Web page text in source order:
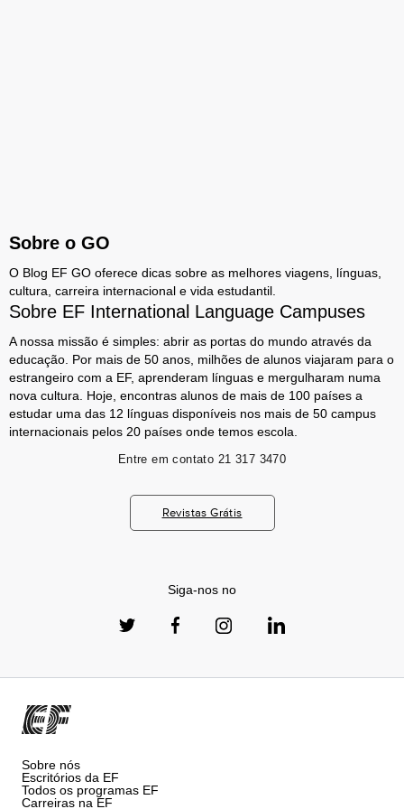
Sobre o GO
O Blog EF GO oferece dicas sobre as melhores viagens, línguas,
cultura, carreira internacional e vida estudantil.
Sobre EF International Language Campuses
A nossa missão é simples: abrir as portas do mundo através da
educação. Por mais de 50 anos, milhões de alunos viajaram para o
estrangeiro com a EF, aprenderam línguas e mergulharam numa
nova cultura. Hoje, encontras alunos de mais de 100 países a
estudar uma das 12 línguas disponíveis nos mais de 50 campus
internacionais pelos 20 países onde temos escola.
Entre em contato 21 317 3470
Revistas Grátis
Siga-nos no
Sobre nós
Escritórios da EF
Todos os programas EF
Carreiras na EF